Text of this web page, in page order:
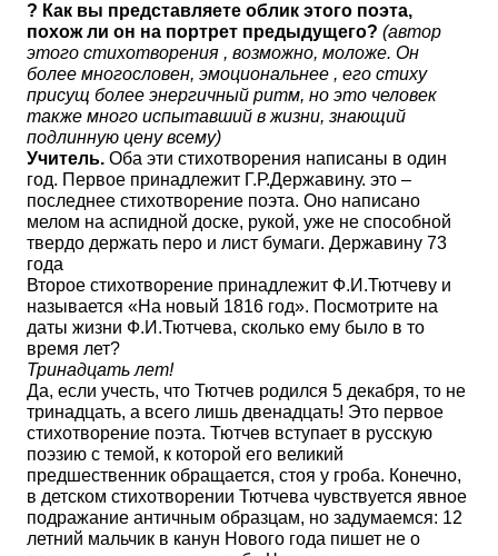
? Как вы представляете облик этого поэта,
похож ли он на портрет предыдущего? (автор
этого стихотворения , возможно, моложе. Он
более многословен, эмоциональнее , его стиху
присущ более энергичный ритм, но это человек
также много испытавший в жизни, знающий
подлинную цену всему)
Учитель. Оба эти стихотворения написаны в один
год. Первое принадлежит Г.Р.Державину. это –
последнее стихотворение поэта. Оно написано
мелом на аспидной доске, рукой, уже не способной
твердо держать перо и лист бумаги. Державину 73
года
Второе стихотворение принадлежит Ф.И.Тютчеву и
называется «На новый 1816 год». Посмотрите на
даты жизни Ф.И.Тютчева, сколько ему было в то
время лет?
Тринадцать лет!
Да, если учесть, что Тютчев родился 5 декабря, то не
тринадцать, а всего лишь двенадцать! Это первое
стихотворение поэта. Тютчев вступает в русскую
поэзию с темой, к которой его великий
предшественник обращается, стоя у гроба. Конечно,
в детском стихотворении Тютчева чувствуется явное
подражание античным образцам, но задумаемся: 12
летний мальчик в канун Нового года пишет не о